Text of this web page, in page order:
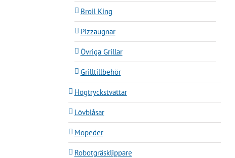
Broil King
Pizzaugnar
Övriga Grillar
Grilltillbehör
Högtryckstvättar
Lövblåsar
Mopeder
Robotgräsklippare